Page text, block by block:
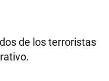
de los terroristas